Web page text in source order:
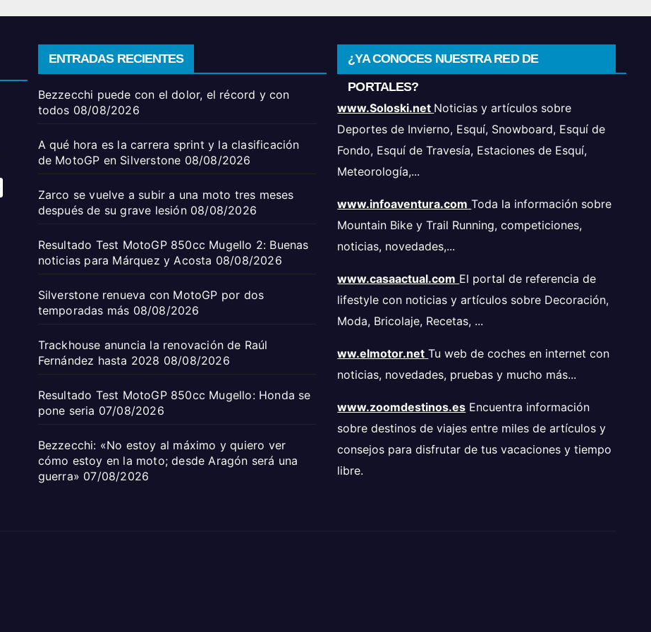
ENTRADAS RECIENTES
Bezzecchi puede con el dolor, el récord y con
todos 08/08/2026
A qué hora es la carrera sprint y la clasificación
de MotoGP en Silverstone 08/08/2026
Zarco se vuelve a subir a una moto tres meses
después de su grave lesión 08/08/2026
Resultado Test MotoGP 850cc Mugello 2: Buenas
noticias para Márquez y Acosta 08/08/2026
Silverstone renueva con MotoGP por dos
temporadas más 08/08/2026
Trackhouse anuncia la renovación de Raúl
Fernández hasta 2028 08/08/2026
Resultado Test MotoGP 850cc Mugello: Honda se
pone seria 07/08/2026
Bezzecchi: «No estoy al máximo y quiero ver
cómo estoy en la moto; desde Aragón será una
guerra» 07/08/2026
¿YA CONOCES NUESTRA RED DE
PORTALES?
www.Soloski.net Noticias y artículos sobre
Deportes de Invierno, Esquí, Snowboard, Esquí de
Fondo, Esquí de Travesía, Estaciones de Esquí,
Meteorología,...
www.infoaventura.com Toda la información sobre
Mountain Bike y Trail Running, competiciones,
noticias, novedades,...
www.casaactual.com El portal de referencia de
lifestyle con noticias y artículos sobre Decoración,
Moda, Bricolaje, Recetas, ...
ww.elmotor.net Tu web de coches en internet con
noticias, novedades, pruebas y mucho más...
www.zoomdestinos.es Encuentra información
sobre destinos de viajes entre miles de artículos y
consejos para disfrutar de tus vacaciones y tiempo
libre.